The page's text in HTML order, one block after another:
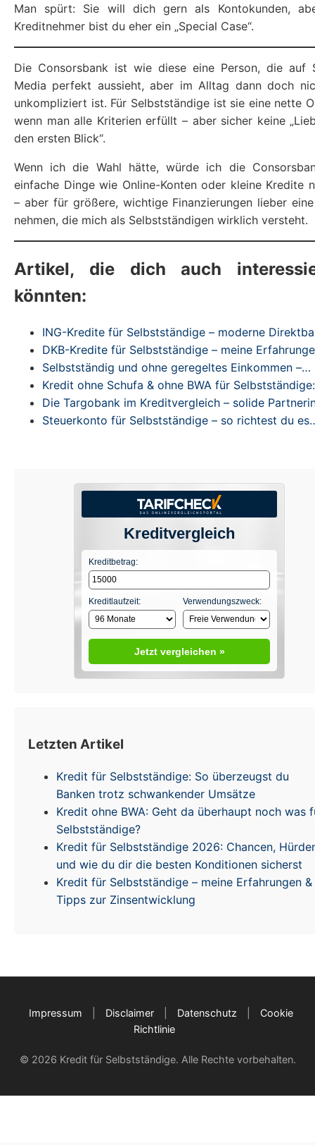
Man spürt: Sie will dich gern als Kontokunden,
Kreditnehmer bist du eher ein „Special Case“.
Die Consorsbank ist wie diese eine Person, die auf
Media perfekt aussieht, aber im Alltag dann doch
unkompliziert ist. Für Selbstständige ist sie eine nette
wenn man alle Kriterien erfüllt – aber sicher keine
den ersten Blick“.
Wenn ich die Wahl hätte, würde ich die
einfache Dinge wie Online-Konten oder kleine Kredite
– aber für größere, wichtige Finanzierungen lieber
nehmen, die mich als Selbstständigen wirklich versteht.
Artikel, die dich auch
könnten:
ING-Kredite für Selbstständige – moderne
DKB-Kredite für Selbstständige – meine
Selbstständig und ohne geregeltes Einkommen –…
Kredit ohne Schufa & ohne BWA für
Die Targobank im Kreditvergleich – solide
Steuerkonto für Selbstständige – so richtest du
Kreditvergleich
Kreditbetrag:
Kreditlaufzeit: Verwendungszweck:
Jetzt vergleichen »
Letzten Artikel
Kredit für Selbstständige: So überzeugst du
Banken trotz schwankender Umsätze
Kredit ohne BWA: Geht da überhaupt noch was
Selbstständige?
Kredit für Selbstständige 2026: Chancen,
und wie du dir die besten Konditionen sicherst
Kredit für Selbstständige – meine Erfahrungen &
Tipps zur Zinsentwicklung
Impressum Disclaimer Datenschutz
Cookie
Richtlinie
© 2026 Kredit für Selbstständige. Alle Rechte vorbehalten.